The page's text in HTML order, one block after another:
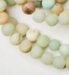
matowe